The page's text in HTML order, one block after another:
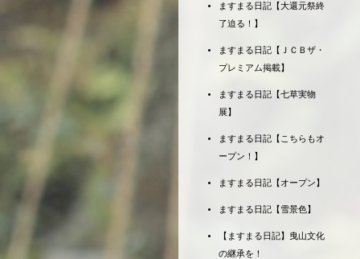
ますまる日記【大還元祭終
了迫る！】
ますまる日記【ＪＣＢザ・
プレミアム掲載】
ますまる日記【七草実物
展】
ますまる日記【こちらもオ
ープン！】
ますまる日記【オープン】
ますまる日記【雪景色】
【ますまる日記】曳山文化
の継承を！